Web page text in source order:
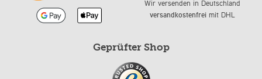
Wir versenden in Deutschland
versandkostenfreimit DHL
Geprüfter Shop